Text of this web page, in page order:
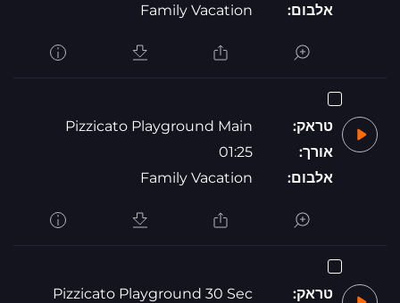
אלבום:
Family Vacation
טראק:
Pizzicato Playground Main
אורך:
01:25
אלבום:
Family Vacation
טראק:
Pizzicato Playground 30 Sec